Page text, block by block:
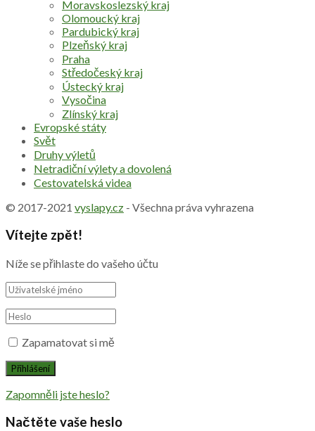
Moravskoslezský kraj
Olomoucký kraj
Pardubický kraj
Plzeňský kraj
Praha
Středočeský kraj
Ústecký kraj
Vysočina
Zlínský kraj
Evropské státy
Svět
Druhy výletů
Netradiční výlety a dovolená
Cestovatelská videa
© 2017-2021 vyslapy.cz - Všechna práva vyhrazena
Vítejte zpět!
Níže se přihlaste do vašeho účtu
Zapamatovat si mě
Zapomněli jste heslo?
Načtěte vaše heslo